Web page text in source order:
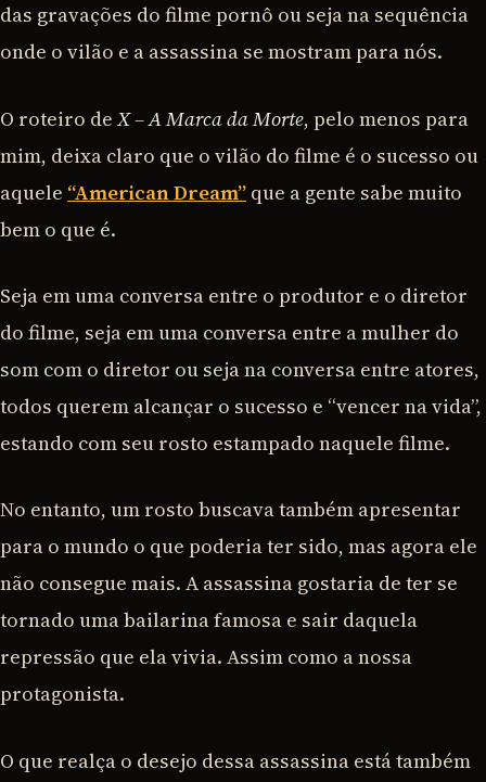
das gravações do filme pornô ou seja na sequência
onde o vilão e a assassina se mostram para nós.
O roteiro deX – A Marca da Morte, pelo menos para
mim, deixa claro que o vilão do filme é o sucesso ou
aquele “American Dream” que a gente sabe muito
bem o que é.
Seja em uma conversa entre o produtor e o diretor
do filme, seja em uma conversa entre a mulher do
som com o diretor ou seja na conversa entre atores,
todos querem alcançar o sucesso e “vencer na vida”,
estando com seu rosto estampado naquele filme.
No entanto, um rosto buscava também apresentar
para o mundo o que poderia ter sido, mas agora ele
não consegue mais. A assassina gostaria de ter se
tornado uma bailarina famosa e sair daquela
repressão que ela vivia. Assim como a nossa
protagonista.
O que realça o desejo dessa assassina está também